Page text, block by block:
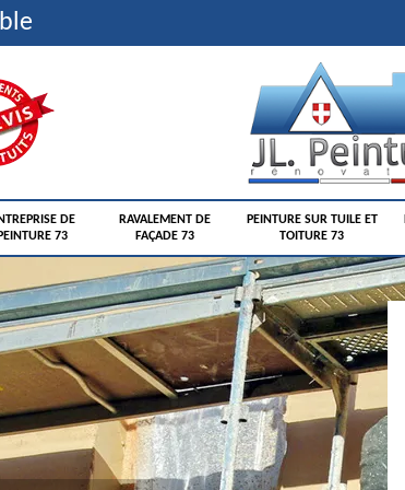
DE
PEINTURE 73
RAVALEMENT DE
FAÇADE 73
PEINTURE SUR TUILE ET
TOITURE 73